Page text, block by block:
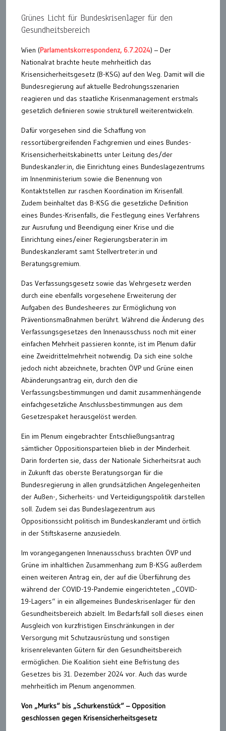
Grünes Licht für Bundeskrisenlager für den
Gesundheitsbereich
Wien (Parlamentskorrespondenz, 6.7.2024) – Der
Nationalrat brachte heute mehrheitlich das
Krisensicherheitsgesetz (B-KSG) auf den Weg. Damit will die
Bundesregierung auf aktuelle Bedrohungsszenarien
reagieren und das staatliche Krisenmanagement erstmals
gesetzlich definieren sowie strukturell weiterentwickeln.
Dafür vorgesehen sind die Schaffung von
ressortübergreifenden Fachgremien und eines Bundes-
Krisensicherheitskabinetts unter Leitung des/der
Bundeskanzler:in, die Einrichtung eines Bundeslagezentrums
im Innenministerium sowie die Benennung von
Kontaktstellen zur raschen Koordination im Krisenfall.
Zudem beinhaltet das B-KSG die gesetzliche Definition
eines Bundes-Krisenfalls, die Festlegung eines Verfahrens
zur Ausrufung und Beendigung einer Krise und die
Einrichtung eines/einer Regierungsberater:in im
Bundeskanzleramt samt Stellvertreter:in und
Beratungsgremium.
Das Verfassungsgesetz sowie das Wehrgesetz werden
durch eine ebenfalls vorgesehene Erweiterung der
Aufgaben des Bundesheeres zur Ermöglichung von
Präventionsmaßnahmen berührt. Während die Änderung des
Verfassungsgesetzes den Innenausschuss noch mit einer
einfachen Mehrheit passieren konnte, ist im Plenum dafür
eine Zweidrittelmehrheit notwendig. Da sich eine solche
jedoch nicht abzeichnete, brachten ÖVP und Grüne einen
Abänderungsantrag ein, durch den die
Verfassungsbestimmungen und damit zusammenhängende
einfachgesetzliche Anschlussbestimmungen aus dem
Gesetzespaket herausgelöst werden.
Ein im Plenum eingebrachter Entschließungsantrag
sämtlicher Oppositionsparteien blieb in der Minderheit.
Darin forderten sie, dass der Nationale Sicherheitsrat auch
in Zukunft das oberste Beratungsorgan für die
Bundesregierung in allen grundsätzlichen Angelegenheiten
der Außen-, Sicherheits- und Verteidigungspolitik darstellen
soll. Zudem sei das Bundeslagezentrum aus
Oppositionssicht politisch im Bundeskanzleramt und örtlich
in der Stiftskaserne anzusiedeln.
Im vorangegangenen Innenausschuss brachten ÖVP und
Grüne im inhaltlichen Zusammenhang zum B-KSG außerdem
einen weiteren Antrag ein, der auf die Überführung des
während der COVID-19-Pandemie eingerichteten „COVID-
19-Lagers“ in ein allgemeines Bundeskrisenlager für den
Gesundheitsbereich abzielt. Im Bedarfsfall soll dieses einen
Ausgleich von kurzfristigen Einschränkungen in der
Versorgung mit Schutzausrüstung und sonstigen
krisenrelevanten Gütern für den Gesundheitsbereich
ermöglichen. Die Koalition sieht eine Befristung des
Gesetzes bis 31. Dezember 2024 vor. Auch das wurde
mehrheitlich im Plenum angenommen.
Von „Murks“ bis „Schurkenstück“ – Opposition
geschlossen gegen Krisensicherheitsgesetz